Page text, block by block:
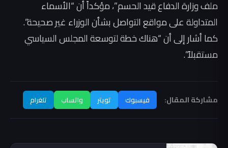
ملف وزارة الدفاع قيد الحسم”، مؤكداً أن “الأسماء
المتداولة على مواقع التواصل بشأن الوزراء غير صحيحة”.
كما أشار إلى أن “هناك خطة لتوسعة المجلس السياسي
مستقبلاً”.
مشاركة المقال: فيسبوك تويتر واتساب تلغرام